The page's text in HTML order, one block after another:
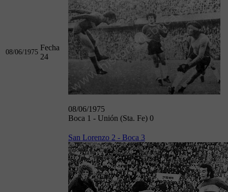
08/06/1975
Fecha
24
08/06/1975
Boca 1 - Unión (Sta. Fe) 0
San Lorenzo 2 - Boca 3